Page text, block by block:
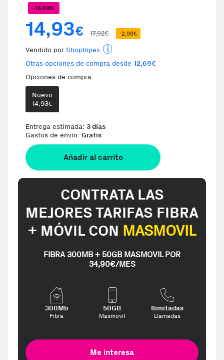
-16,69%
14,93€ 17,92€ -2,99€
Vendido por ShopInpex
Otras opciones de compra desde 12,69€
Opciones de compra:
Nuevo
14,93€
Entrega estimada: 3 días
Gastos de envio: Gratis
Añadir al carrito
CONTRATA LAS
MEJORES TARIFAS FIBRA
+ MÓVIL CON MASMOVIL
FIBRA 300MB + 50GB MASMOVIL POR
34,90€/MES
300Mb
Fibra
50GB
Masmovil
Ilimitadas
Llamadas
Me interesa